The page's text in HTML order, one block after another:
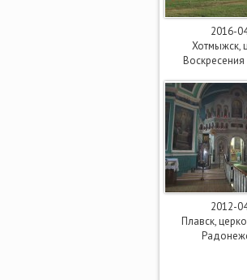
2016-
Хотмыжск,
Воскресения
2012-
Плавск,